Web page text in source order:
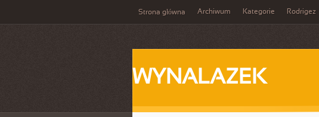
Strona główna Archiwum Kategorie Rodrigez
WYNALAZEK